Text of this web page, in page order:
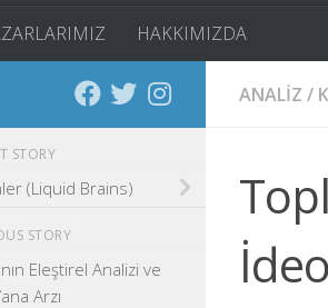
HAKKIMIZDA
ANALIZ /
STORY
(Liquid Brains)
STORY
Eleştirel Analizi ve
Arzı